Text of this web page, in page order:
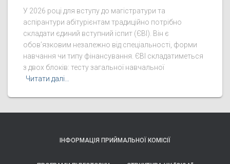
У 2026 році для вступу до магістратури та
аспірантури абітурієнтам традиційно потрібно
складати єдиний вступний іспит (ЄВІ). Він є
обов’язковим незалежно від спеціальності, форми
навчання чи типу фінансування. ЄВІ складатиметься
з двох блоків: тесту загальної навчальної
Читати далі…
ІНФОРМАЦІЯ ПРИЙМАЛЬНОЇ КОМІСІЇ